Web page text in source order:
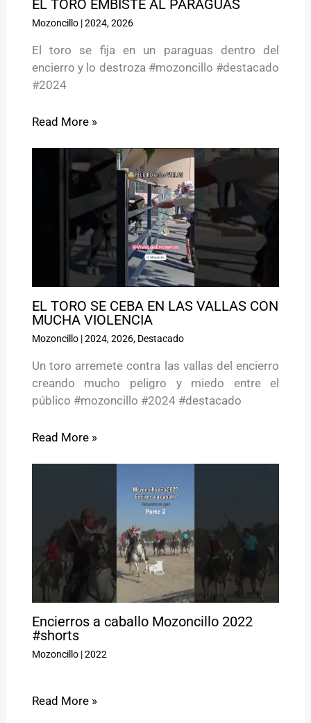
EL TORO EMBISTE AL PARAGUAS
Mozoncillo|2024,2026
El toro se fija en un paraguas dentro del
encierro y lo destroza #mozoncillo #destacado
#2024
Read More »
EL TORO SE CEBA EN LAS VALLAS CON
MUCHA VIOLENCIA
Mozoncillo|2024,2026, Destacado
Un toro arremete contra las vallas del encierro
creando mucho peligro y miedo entre el
público #mozoncillo #2024 #destacado
Read More »
Encierros a caballo Mozoncillo 2022
#shorts
Mozoncillo|2022
Read More »